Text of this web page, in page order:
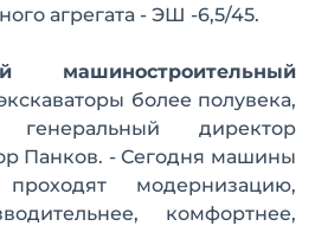
агрегата - ЭШ -6,5/45.
машиностроительный
более полувека,
директор
Панков. - Сегодня машины
модернизацию,
комфортнее,